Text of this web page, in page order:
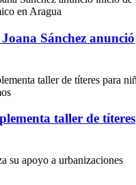
Sánchez anunció
taller de títeres